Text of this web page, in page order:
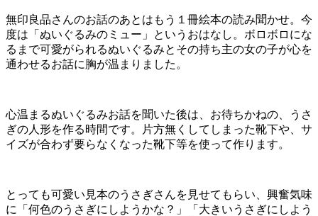
無印良品さんのお話のあとはもう１冊絵本の読み聞かせ。今
度は「ぬいぐるみのミュー」というおはなし。ボロボロにな
るまで可愛がられるぬいぐるみとその持ち主の女の子が心を
通わせるお話に胸が温まりました。
心温まるぬいぐるみお話を聞いた後は、お待ちかねの、うさ
ぎの人形を作る時間です。片方無くしてしまった靴下や、サ
イズが合わず要らなくなった靴下等を使って作ります。
とっても可愛い見本のうさぎさんを見せてもらい、興奮気味
に「何色のうさぎにしようかな？」「大きいうさぎにしよう